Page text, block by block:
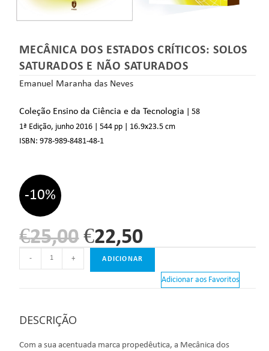
MECÂNICA DOS ESTADOS CRÍTICOS: SOLOS
SATURADOS E NÃO SATURADOS
Emanuel Maranha das Neves
Coleção Ensino da Ciência e da Tecnologia | 58
1ª Edição, junho 2016 | 544 pp | 16.9x23.5 cm
ISBN:978-989-8481-48-1
-10%
€25,00 €22,50
- + ADICIONAR
Adicionar aos Favoritos
DESCRIÇÃO
Com a sua acentuada marca propedêutica, a Mecânica dos